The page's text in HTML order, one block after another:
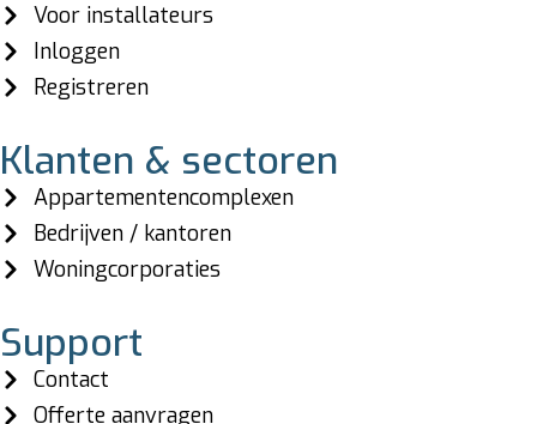
Voor installateurs
Inloggen
Registreren
Klanten & sectoren
Appartementencomplexen
Bedrijven / kantoren
Woningcorporaties
Support
Contact
Offerte aanvragen